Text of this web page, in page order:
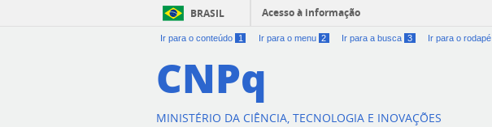
BRASIL Acesso à informação
Ir para o conteúdo 1 Ir para o menu 2 Ir para a busca 3 Ir para o rodapé
CNPq
MINISTÉRIO DA CIÊNCIA, TECNOLOGIA E INOVAÇÕES